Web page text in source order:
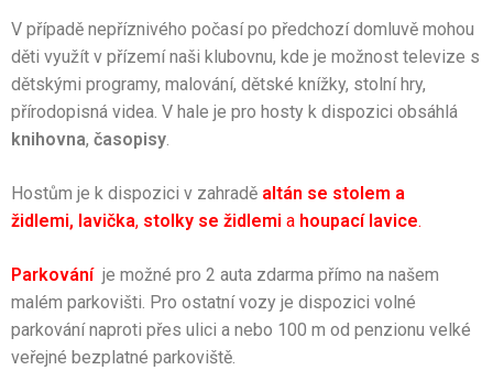
V případě nepříznivého počasí po předchozí domluvě mohou
děti využít v přízemí naši klubovnu, kde je možnost televize s
dětskými programy, malování, dětské knížky, stolní hry,
přírodopisná videa. V hale je pro hosty k dispozici obsáhlá
knihovna, časopisy.
Hostům je k dispozici v zahradě altán se stolem a
židlemi, lavička, stolky se židlemi a houpací lavice.
Parkování je možné pro 2 auta zdarma přímo na našem
malém parkovišti. Pro ostatní vozy je dispozici volné
parkování naproti přes ulici a nebo 100 m od penzionu velké
veřejné bezplatné parkoviště.